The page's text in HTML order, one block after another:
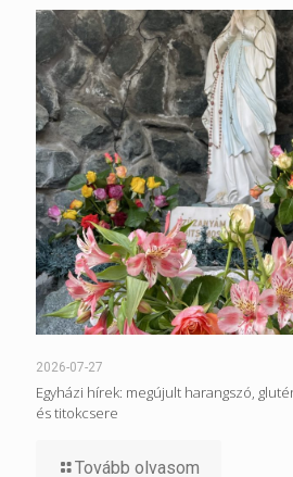
2026-07-27
Egyházi hírek: megújult harangszó,
és titokcsere
Tovább olvasom